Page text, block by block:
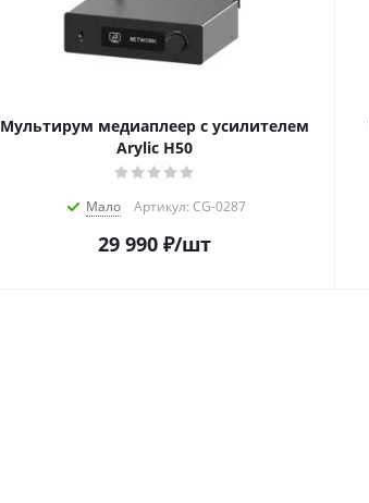
Мультирум медиаплеер с усилителем
Arylic H50
Мало Артикул: CG-0287
29 990 ₽/шт